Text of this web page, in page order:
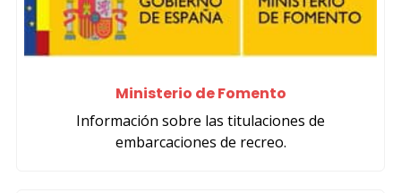
Ministerio de Fomento
Información sobre las titulaciones de
embarcaciones de recreo.